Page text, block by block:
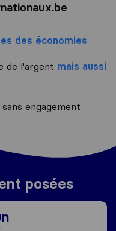
des économies
de l'argent mais aussi
sans engagement
posées